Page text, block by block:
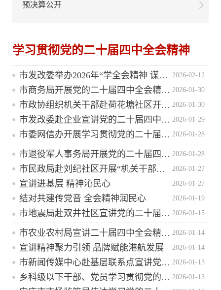
预决算公开
学习贯彻党的二十届四中全会精神
2026-02-12
市发改委举办2026年“学全会精神 谋发展新篇”知识竞赛活动
2026-01-30
市商务局开展党的二十届四中全会精神“机关干部调研讲”活动
2026-01-30
市政协组织机关干部赴荷花塘社区开展“机关干部调研讲”活动推动全会精神深入基层 服务民生凝聚共识
2026-01-29
市发改委赴企业宣讲党的二十届四中全会精神
2026-01-28
市委网信办开展学习贯彻党的二十届四中全会精神宣讲会
2026-01-28
市退役军人事务局开展党的二十届四中全会精神“机关干部调研讲”活动
2026-01-27
市民政局赴刘纪社区开展“机关干部调研讲”活动
2026-01-27
宣讲进基层 精神沁民心
2026-01-19
结对共建传党音 全会精神润民心
2026-01-15
市地震局赴双井社区宣讲党的二十届四中全会精神
2026-01-14
市农业农村局宣讲二十届四中全会精神 浸润“三农”一线
2026-01-14
宣讲精神聚力引领 品牌赋能港航发展
2026-01-13
市新闻传媒中心赴基层联系点宣讲党的二十届四中全会精神
2026-01-13
乡科级以下干部、党员学习贯彻党的二十届四中全会精神培训课程